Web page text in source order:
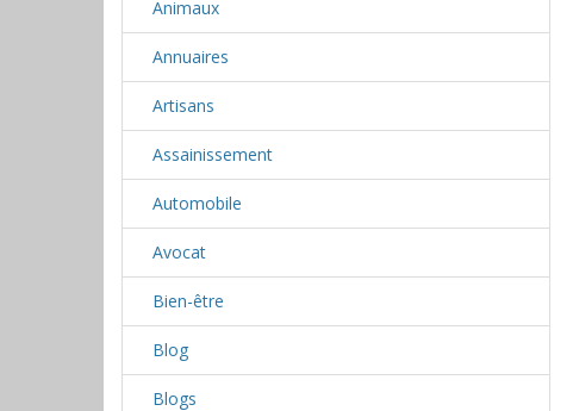
Animaux
Annuaires
Artisans
Assainissement
Automobile
Avocat
Bien-être
Blog
Blogs